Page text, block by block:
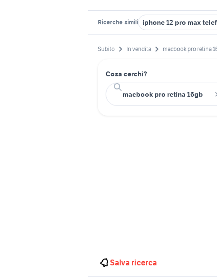
Ricerche simili iphone 12 pro max
Subito In vendita macbook pro retina
Cosa cerchi?
Salva ricerca